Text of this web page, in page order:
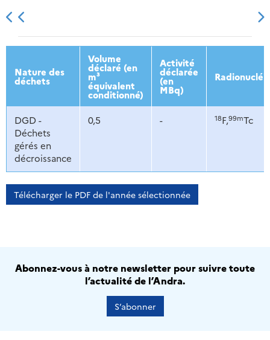
2013 2014 2015 2016
Nature des
déchets
Volume
déclaré (en
m³
équivalent
conditionné)
Activité
déclarée
(en
MBq)
DGD -
Déchets
gérés en
décroissance
0,5 - 18F,99mTc
Télécharger le PDF de l'année sélectionnée
Abonnez-vous à notre newsletter pour suivre toute
l’actualité de l’Andra.
S’abonner